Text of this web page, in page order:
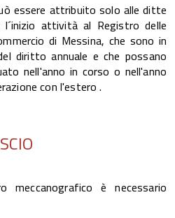
essere attribuito solo alle ditte
l´inizio attività al Registro delle
di Messina, che sono in
diritto annuale e che possano
nell'anno in corso o nell'anno
con l'estero .
meccanografico è necessario